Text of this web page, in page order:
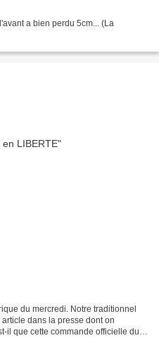
a bien perdu 5cm... (La
du mercredi. Notre traditionnel
dans la presse dont on
il que cette commande officielle du